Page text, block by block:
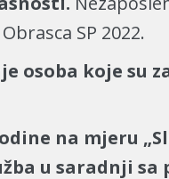
SP 2022.
osoba koje su
na mjeru
u saradnji sa